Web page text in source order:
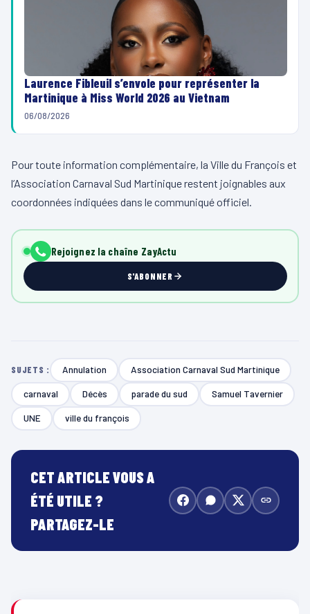
Laurence Fibleuil s’envole pour représenter la
Martinique à Miss World 2026 au Vietnam
06/08/2026
Pour toute information complémentaire, la Ville du François et
l’Association Carnaval Sud Martinique restent joignables aux
coordonnées indiquées dans le communiqué officiel.
Rejoignez la chaîne ZayActu
S'ABONNER
SUJETS : Annulation Association Carnaval Sud Martinique
carnaval Décès parade du sud Samuel Tavernier
UNE ville du françois
CET ARTICLE VOUS A
ÉTÉ UTILE ?
PARTAGEZ-LE